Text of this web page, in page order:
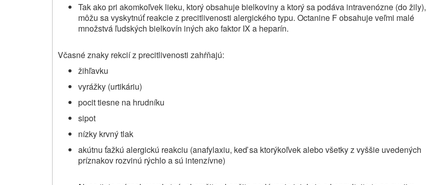
Tak ako pri akomkoľvek lieku, ktorý obsahuje bielkoviny a ktorý sa podáva intravenózne (do žily),
môžu sa vyskytnúť reakcie z precitlivenosti alergického typu. Octanine F obsahuje veľmi malé
množstvá ľudských bielkovín iných ako faktor IX a heparín.
Včasné znaky rekcií z precitlivenosti zahŕňajú:
žihľavku
vyrážky (urtikáriu)
pocit tiesne na hrudníku
sipot
nízky krvný tlak
akútnu ťažkú alergickú reakciu (anafylaxiu, keď sa ktorýkoľvek alebo všetky z vyššie uvedených
príznakov rozvinú rýchlo a sú intenzívne)